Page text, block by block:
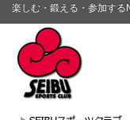
楽しむ・鍛える・参加す